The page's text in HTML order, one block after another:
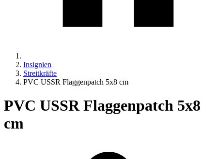
Insignien
Streitkräfte
PVC USSR Flaggenpatch 5x8 cm
PVC USSR Flaggenpatch 5x8
cm